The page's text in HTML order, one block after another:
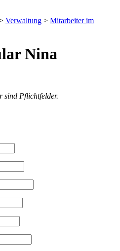
Verwaltung > Mitarbeiter im
Nina
sind Pflichtfelder.